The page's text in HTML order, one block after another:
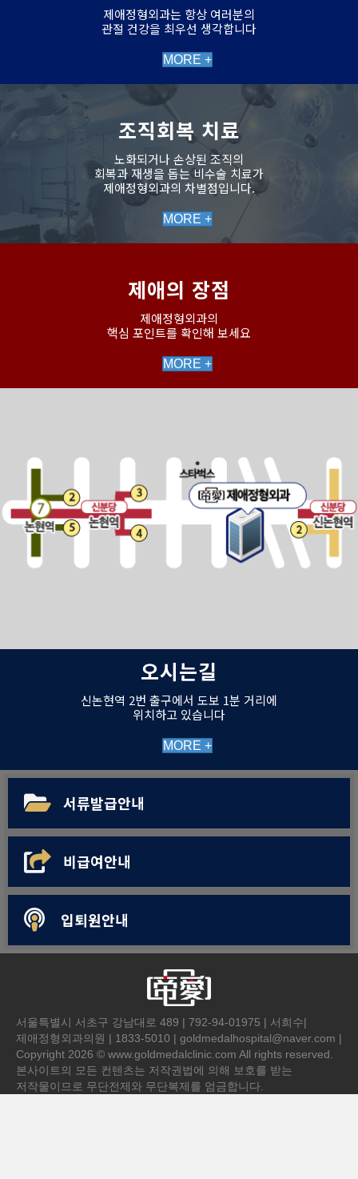
제애정형외과는 항상 여러분의
관절 건강을 최우선 생각합니다
MORE +
조직회복 치료
노화되거나 손상된 조직의
회복과 재생을 돕는 비수술 치료가
제애정형외과의 차별점입니다.
MORE +
제애의 장점
제애정형외과의
핵심 포인트를 확인해 보세요
MORE +
오시는길
신논현역 2번 출구에서 도보 1분 거리에
위치하고 있습니다
MORE +
서류발급안내
비급여안내
입퇴원안내
서울특별시 서초구 강남대로 489 | 792-94-01975 | 서희수|
제애정형외과의원 | 1833-5010 | goldmedalhospital@naver.com |
Copyright 2026 © www.goldmedalclinic.com All rights reserved.
본사이트의 모든 컨텐츠는 저작권법에 의해 보호를 받는
저작물이므로 무단전제와 무단복제를 엄금합니다.